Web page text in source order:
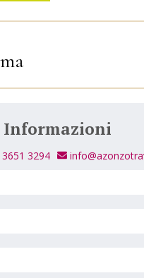
Informazioni
3294